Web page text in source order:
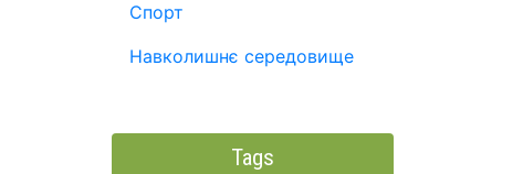
Спорт
Навколишнє середовище
Tags